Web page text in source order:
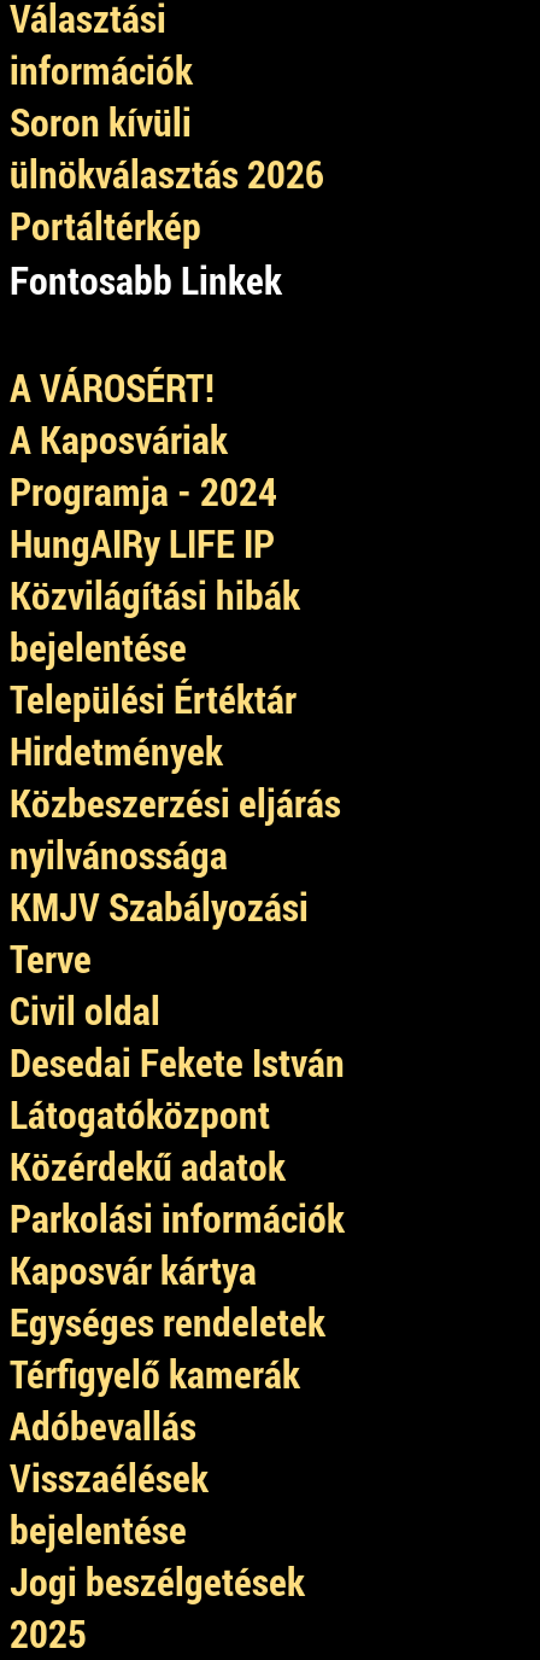
Választási
információk
Soron kívüli
ülnökválasztás 2026
Portáltérkép
Fontosabb Linkek
A VÁROSÉRT!
A Kaposváriak
Programja - 2024
HungAIRy LIFE IP
Közvilágítási hibák
bejelentése
Települési Értéktár
Hirdetmények
Közbeszerzési eljárás
nyilvánossága
KMJV Szabályozási
Terve
Civil oldal
Desedai Fekete István
Látogatóközpont
Közérdekű adatok
Parkolási információk
Kaposvár kártya
Egységes rendeletek
Térfigyelő kamerák
Adóbevallás
Visszaélések
bejelentése
Jogi beszélgetések
2025